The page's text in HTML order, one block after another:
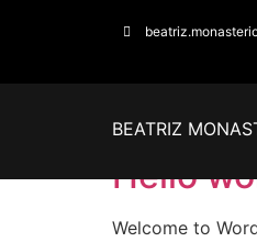
BEATRIZ
Hello
Welcome to